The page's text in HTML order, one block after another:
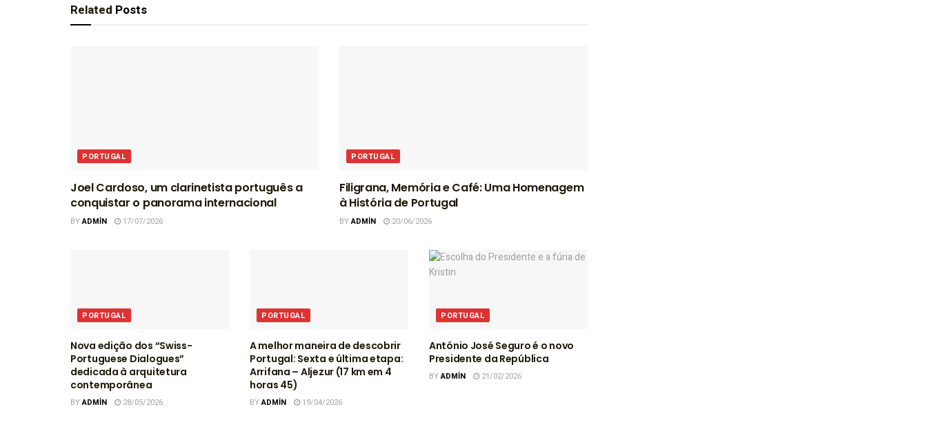
Related Posts
PORTUGAL
Joel Cardoso, um clarinetista português a
conquistar o panorama internacional
BYADMIN 17/07/2026
PORTUGAL
Filigrana, Memória e Café: Uma Homenagem
à História de Portugal
BYADMIN 20/06/2026
PORTUGAL
Nova edição dos “Swiss-
Portuguese Dialogues”
dedicada à arquitetura
contemporânea
BYADMIN 28/05/2026
PORTUGAL
A melhor maneira de descobrir
Portugal: Sexta e última etapa:
Arrifana – Aljezur (17 km em 4
horas 45)
BYADMIN 19/04/2026
PORTUGAL
António José Seguro é o novo
Presidente da República
BYADMIN 21/02/2026